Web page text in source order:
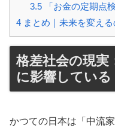
3.5「お金の定期点
4 まとめ｜未来を変え
格差社会の現実
に影響している
かつての日本は「中流